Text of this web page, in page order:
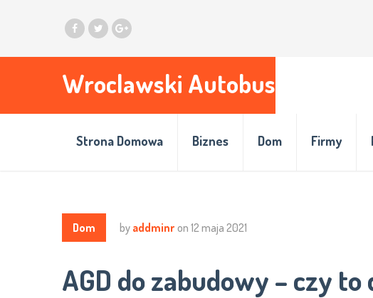
Wroclawski Autobus
Strona Domowa Biznes Dom Firmy
Dom by addminr on 12 maja 2021
AGD do zabudowy – czy